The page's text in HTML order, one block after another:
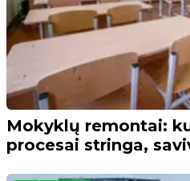
Mokyklų remontai:
procesai stringa,